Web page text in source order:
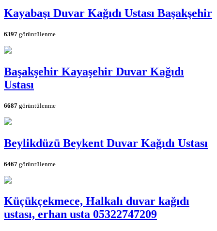
Kayabaşı Duvar Kağıdı Ustası Başakşehir
6397 görüntülenme
Başakşehir Kayaşehir Duvar Kağıdı
Ustası
6687 görüntülenme
Beylikdüzü Beykent Duvar Kağıdı Ustası
6467 görüntülenme
Küçükçekmece, Halkalı duvar kağıdı
ustası, erhan usta 05322747209